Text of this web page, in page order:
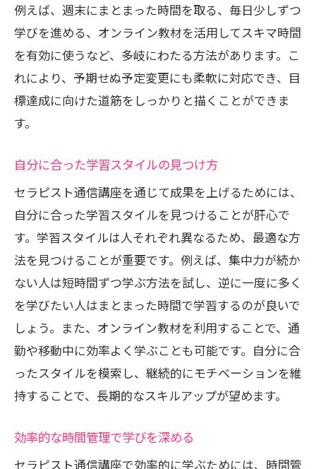
現場で役立つ実践スキルの向上法
ネットワーキングを通じたキャリア構築
通信講座卒業後のキャリアパスの選択肢
セラピスト通信講座で専門知識と実践スキル
オンライン実習の最大限の活用法
専門講師からのフィードバック活用法
ケーススタディを通じたスキル習得
最新技術を学ぶためのリソース紹介
継続的なスキルアップのための自己評価
法
通信講座で学ぶセラピストとしての未来の可
能性
未来のセラピスト業界の展望
新しいニーズに応えるためのスキルセッ
持続可能なキャリアのための方向性
セラピストとしてのパーソナルブランド
例えば、週末にまとまった時間を取る、毎日少しずつ
学びを進める、オンライン教材を活用してスキマ時間
を有効に使うなど、多岐にわたる方法があります。こ
れにより、予期せぬ予定変更にも柔軟に対応でき、目
標達成に向けた道筋をしっかりと描くことができま
す。
自分に合った学習スタイルの見つけ方
セラピスト通信講座を通じて成果を上げるためには、
自分に合った学習スタイルを見つけることが肝心で
す。学習スタイルは人それぞれ異なるため、最適な方
法を見つけることが重要です。例えば、集中力が続か
ない人は短時間ずつ学ぶ方法を試し、逆に一度に多く
を学びたい人はまとまった時間で学習するのが良いで
しょう。また、オンライン教材を利用することで、通
勤や移動中に効率よく学ぶことも可能です。自分に合
ったスタイルを模索し、継続的にモチベーションを維
持することで、長期的なスキルアップが望めます。
効率的な時間管理で学びを深める
セラピスト通信講座で効率的に学ぶためには、時間管